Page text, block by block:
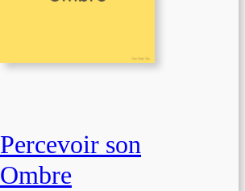
Percevoir son
Ombre